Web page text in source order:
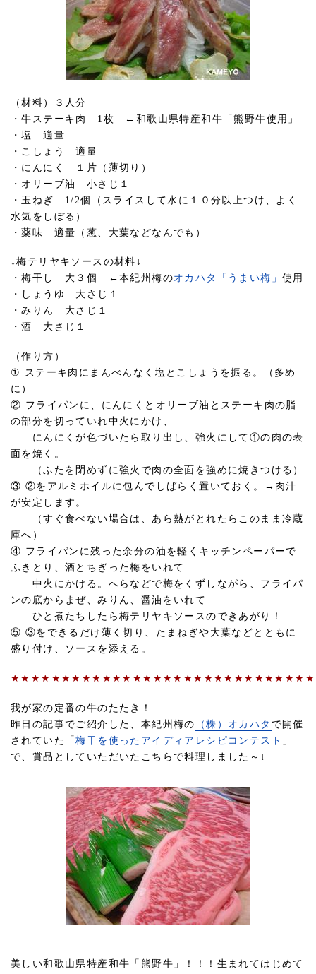
（材料）３人分
・牛ステーキ肉 1枚 ←和歌山県特産和牛「熊野牛使用」
・塩 適量
・こしょう 適量
・にんにく １片（薄切り）
・オリーブ油 小さじ１
・玉ねぎ 1/2個（スライスして水に１０分以上つけ、よく
水気をしぼる）
・薬味 適量（葱、大葉などなんでも）
↓梅テリヤキソースの材料↓
・梅干し 大３個 ←本紀州梅のオカハタ「うまい梅」 使用
・しょうゆ 大さじ１
・みりん 大さじ１
・酒 大さじ１
（作り方）
① ステーキ肉にまんべんなく塩とこしょうを振る。（多め
に）
② フライパンに、にんにくとオリーブ油とステーキ肉の脂
の部分を切っていれ中火にかけ、
にんにくが色づいたら取り出し、強火にして①の肉の表
面を焼く。
（ふたを閉めずに強火で肉の全面を強めに焼きつける）
③ ②をアルミホイルに包んでしばらく置いておく。→肉汁
が安定します。
（すぐ食べない場合は、あら熱がとれたらこのまま冷蔵
庫へ）
④ フライパンに残った余分の油を軽くキッチンペーパーで
ふきとり、酒とちぎった梅をいれて
中火にかける。へらなどで梅をくずしながら、フライパ
ンの底からまぜ、みりん、醤油をいれて
ひと煮たちしたら梅テリヤキソースのできあがり！
⑤ ③をできるだけ薄く切り、たまねぎや大葉などとともに
盛り付け、ソースを添える。
我が家の定番の牛のたたき！
昨日の記事でご紹介した、本紀州梅の
（株）オカハタ で開催
されていた「梅干を使ったアイディアレシピコンテスト 」
で、賞品としていただいたこちらで料理しました～↓
美しい和歌山県特産和牛「熊野牛」！！！生まれてはじめて